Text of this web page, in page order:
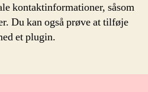
kontaktinformationer, såsom
Du kan også prøve at tilføje
et plugin.